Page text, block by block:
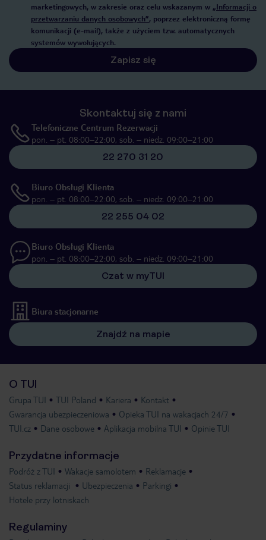
marketingowych, w zakresie oraz celu wskazanym w „Informacji o
przetwarzaniu danych osobowych”, poprzez elektroniczną formę
komunikacji (e-mail), także z użyciem tzw. automatycznych
systemów wywołujących.
Zapisz się
Skontaktuj się z nami
Telefoniczne Centrum Rezerwacji
pon. – pt. 08:00–22:00, sob. – niedz. 09:00–21:00
22 270 31 20
Biuro Obsługi Klienta
pon. – pt. 08:00–22:00, sob. – niedz. 09:00–21:00
22 255 04 02
Biuro Obsługi Klienta
pon. – pt. 08:00–22:00, sob. – niedz. 09:00–21:00
Czat w myTUI
Biura stacjonarne
Znajdź na mapie
O TUI
Grupa TUI TUI Poland Kariera
Kontakt
Gwarancja ubezpieczeniowa
Opieka TUI na wakacjach 24/7
TUI.cz
Dane osobowe Aplikacja mobilna TUI Opinie TUI
Przydatne informacje
Podróż z TUI Wakacje samolotem
Reklamacje
Status reklamacji
Ubezpieczenia
Parkingi
Hotele przy lotniskach
Regulaminy